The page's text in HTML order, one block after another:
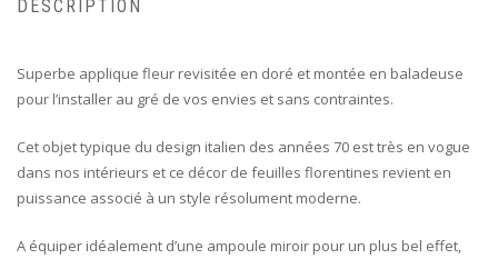
DESCRIPTION
Superbe applique fleur revisitée en doré et montée en baladeuse
pour l’installer au gré de vos envies et sans contraintes.
Cet objet typique du design italien des années 70 est très en vogue
dans nos intérieurs et ce décor de feuilles florentines revient en
puissance associé à un style résolument moderne.
A équiper idéalement d’une ampoule miroir pour un plus bel effet,